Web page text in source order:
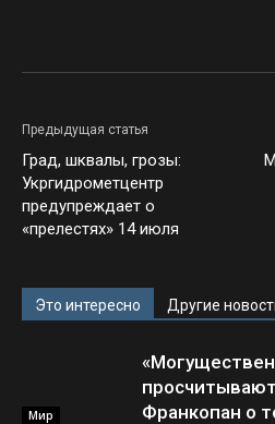
Предыдущая статья
Град, шквалы, грозы:
Укргидрометцентр
предупреждает о
«прелестях» 14 июля
Это интересно Другие
Мир
Франкопан о